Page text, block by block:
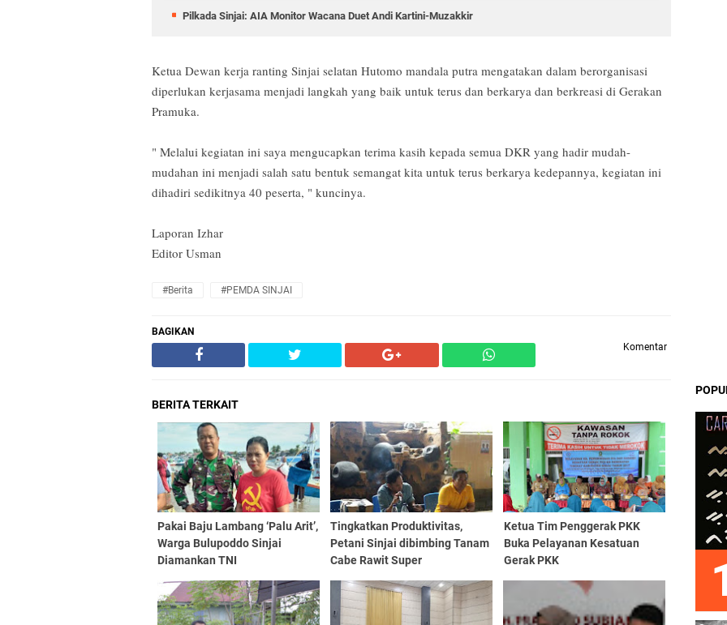
Pilkada Sinjai: AIA Monitor Wacana Duet Andi Kartini-Muzakkir
Ketua Dewan kerja ranting Sinjai selatan Hutomo mandala putra mengatakan dalam berorganisasi
diperlukan kerjasama menjadi langkah yang baik untuk terus dan berkarya dan berkreasi di Gerakan
Pramuka.
" Melalui kegiatan ini saya mengucapkan terima kasih kepada semua DKR yang hadir mudah-
mudahan ini menjadi salah satu bentuk semangat kita untuk terus berkarya kedepannya, kegiatan ini
dihadiri sedikitnya 40 peserta, " kuncinya.
‎Laporan Izhar
Editor Usman
#Berita #PEMDA SINJAI
BAGIKAN
Komentar
BERITA TERKAIT
Pakai Baju Lambang ‘Palu Arit’,
Warga Bulupoddo Sinjai
Diamankan TNI
Tingkatkan Produktivitas,
Petani Sinjai dibimbing Tanam
Cabe Rawit Super
Ketua Tim Penggerak PKK
Buka Pelayanan Kesatuan
Gerak PKK